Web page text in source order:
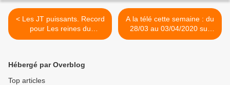
< Les JT puissants. Record
pour Les reines du
shopping, Tous en cuisine
A la télé cette semaine : du
28/03 au 03/04/2020 sur
TF1, France 2, France 3 et
Hébergé par Overblog
Top articles